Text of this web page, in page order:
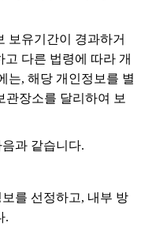
보유기간이 경과하거
다른 법령에 따라 개
는, 해당 개인정보를 별
관장소를 달리하여 보
과 같습니다.
를 선정하고, 내부 방
.